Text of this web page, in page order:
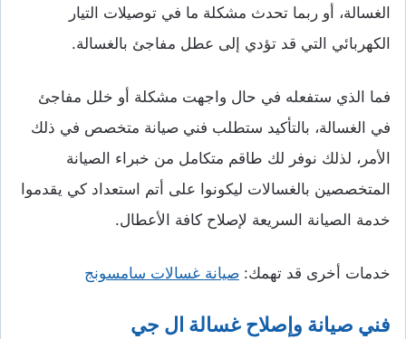
الغسالة، أو ربما تحدث مشكلة ما في توصيلات التيار
الكهربائي التي قد تؤدي إلى عطل مفاجئ بالغسالة.
فما الذي ستفعله في حال واجهت مشكلة أو خلل مفاجئ
في الغسالة، بالتأكيد ستطلب فني صيانة متخصص في ذلك
الأمر، لذلك نوفر لك طاقم متكامل من خبراء الصيانة
المتخصصين بالغسالات ليكونوا على أتم استعداد كي يقدموا
خدمة الصيانة السريعة لإصلاح كافة الأعطال.
خدمات أخرى قد تهمك: صيانة غسالات سامسونج
فني صيانة وإصلاح غسالة ال جي